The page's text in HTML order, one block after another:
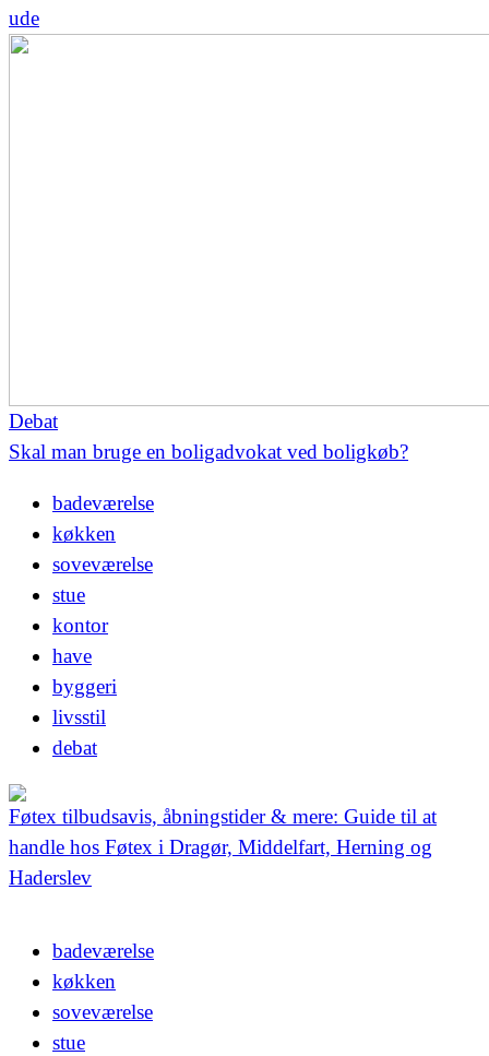
ude
Debat
Skal man bruge en boligadvokat ved boligkøb?
badeværelse
køkken
soveværelse
stue
kontor
have
byggeri
livsstil
debat
Føtex tilbudsavis, åbningstider & mere: Guide til at
handle hos Føtex i Dragør, Middelfart, Herning og
Haderslev
badeværelse
køkken
soveværelse
stue